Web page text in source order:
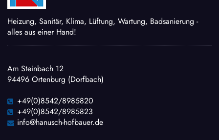
Heizung, Sanitär, Klima, Lüftung, Wartung, Badsanierung -
alles aus einer Hand!
Am Steinbach 12
94496 Ortenburg (Dorfbach)
+49(0)8542/8985820
+49(0)8542/8985823
info@hanusch-hofbauer.de